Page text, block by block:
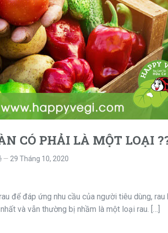
CÓ PHẢI LÀ MỘT LOẠI
29 Tháng 10, 2020
để đáp ứng nhu cầu của người tiêu dùng, rau
và vẫn thường bị nhầm là một loại rau. […]